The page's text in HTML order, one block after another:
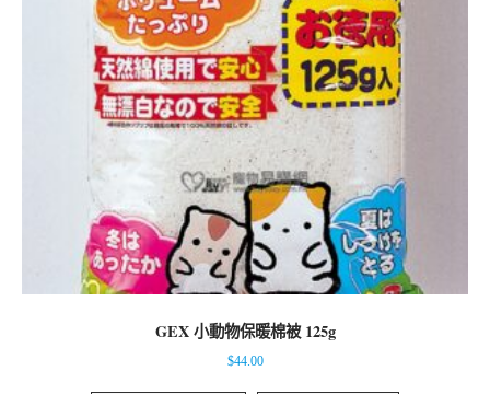
GEX 小動物保暖棉被 125g
$44.00